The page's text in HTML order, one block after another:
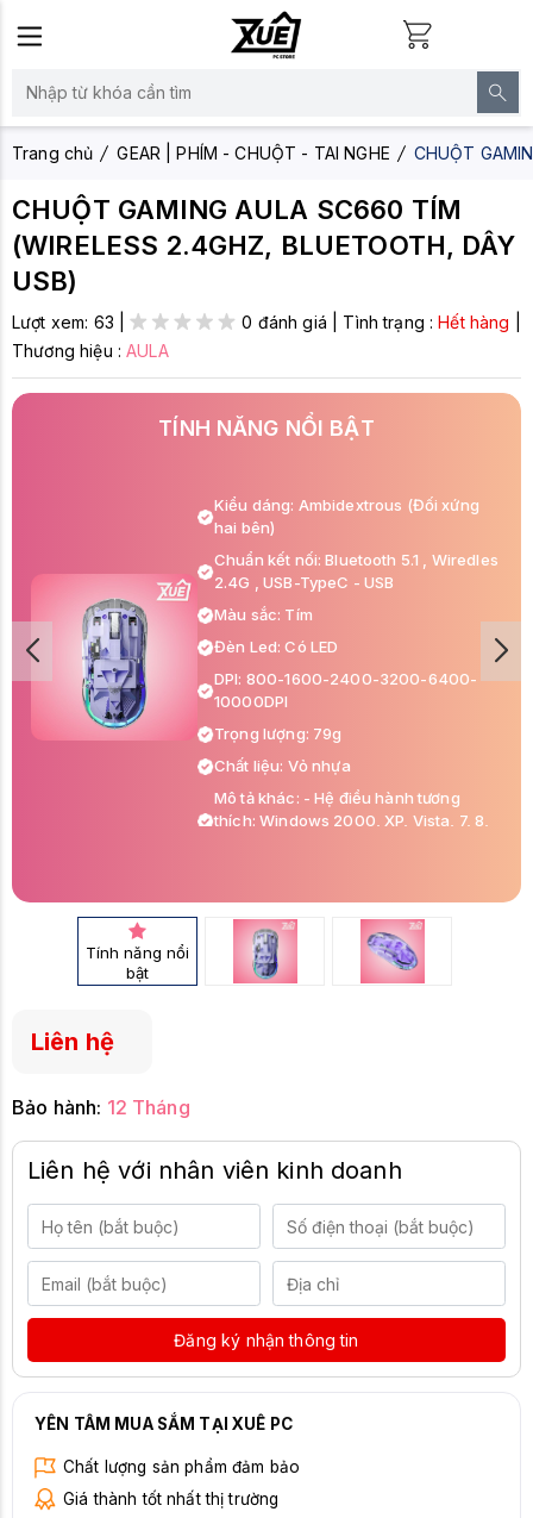
Trang chủ GEAR | PHÍM - CHUỘT - TAI NGHE CHUỘT
CHUỘT GAMING AULA SC660 TÍM
(WIRELESS 2.4GHZ, BLUETOOTH, DÂY
USB)
Lượt xem: 63 | 0 đánh giá Tình trạng :Hết hàng
Thương hiệu :AULA
TÍNH NĂNG NỔI BẬT
Kiểu dáng: Ambidextrous (Đối xứng
hai bên)
Chuẩn kết nối: Bluetooth 5.1 , Wiredles
2.4G , USB-TypeC - USB
Màu sắc: Tím
Đèn Led: Có LED
DPI: 800-1600-2400-3200-6400-
10000DPI
Trọng lượng: 79g
Chất liệu: Vỏ nhựa
Mô tả khác: - Hệ điều hành tương
thích: Windows 2000, XP, Vista, 7, 8,
Tính năng nổi
bật
Liên hệ
Bảo hành: 12 Tháng
Liên hệ với nhân viên kinh doanh
Đăng ký nhận thông tin
YÊN TÂM MUA SẮM TẠI XUÊ PC
Chất lượng sản phẩm đảm bảo
Giá thành tốt nhất thị trường